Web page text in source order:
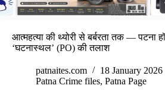
आत्महत्या की थ्योरी से बर्बरता तक — पटना
‘घटनास्थल’ (PO) की तलाश
patnaites.com
18 January 2026
Patna Crime files, Patna Page